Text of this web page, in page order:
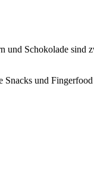
und Schokolade
und